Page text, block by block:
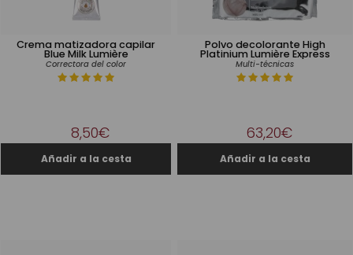
Crema matizadora capilar
Blue Milk Lumière
Correctora del color
8,50€
Polvo decolorante High
Platinium Lumière Express
Multi-técnicas
63,20€